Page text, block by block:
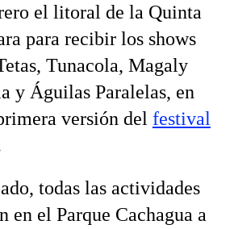
el litoral de la Quinta
para recibir los shows
Tunacola, Magaly
y Águilas Paralelas, en
versión del festival
todas las actividades
en el Parque Cachagua a